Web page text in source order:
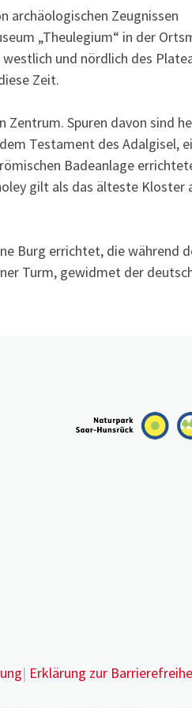
archäologischen Zeugnissen
„Theulegium“ in der
und nördlich des
Zeit.
Zentrum. Spuren davon sind
Testament des Adalgisel,
Badeanlage
gilt als das älteste Kloster
Burg errichtet, die während
Turm, gewidmet der
| Erklärung zur